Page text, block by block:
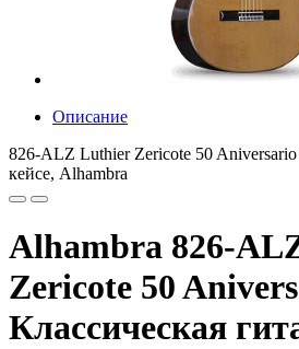
Описание
826-ALZ Luthier Zericote 50 Aniversario
кейсе, Alhambra
Alhambra 826-
Zericote 50
Классическая